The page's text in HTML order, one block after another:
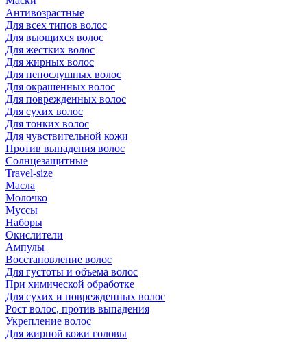
Антивозрастные
Для всех типов волос
Для вьющихся волос
Для жестких волос
Для жирных волос
Для непослушных волос
Для окрашенных волос
Для поврежденных волос
Для сухих волос
Для тонких волос
Для чувствительной кожи
Против выпадения волос
Солнцезащитные
Travel-size
Масла
Молочко
Муссы
Наборы
Окислители
Ампулы
Восстановление волос
Для густоты и объема волос
При химической обработке
Для сухих и поврежденных волос
Рост волос, против выпадения
Укрепление волос
Для жирной кожи головы